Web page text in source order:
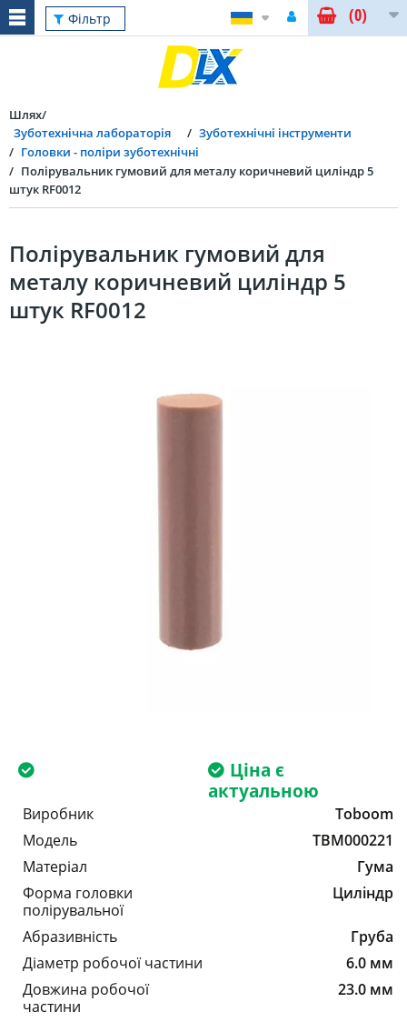
Фільтр (0)
Шлях
Зуботехнічна лабораторія
Зуботехнічні інструменти
Головки - поліри зуботехнічні
Полірувальник гумовий для металу коричневий циліндр 5
штук RF0012
Полірувальник гумовий для
металу коричневий циліндр 5
штук RF0012
Ціна є
актуальною
Виробник
Toboom
Модель
TBM000221
Матеріал
Гума
Форма головки
полірувальної
Циліндр
Абразивність
Груба
Діаметр робочої частини
6.0 мм
Довжина робочої
частини
23.0 мм